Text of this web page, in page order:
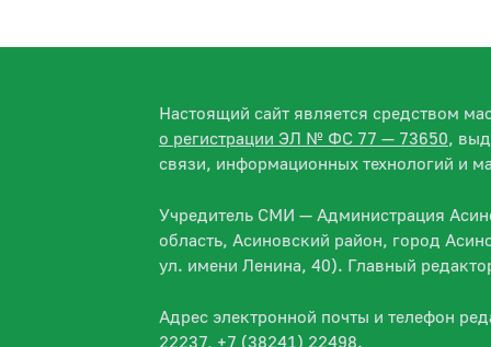
Настоящий сайт является средством
о регистрации ЭЛ № ФС 77 — 73650,
связи, информационных технологий и
Учредитель СМИ — Администрация
область, Асиновский район, город
ул. имени Ленина, 40). Главный
Адрес электронной почты и телефон
22237, +7 (38241) 22498.